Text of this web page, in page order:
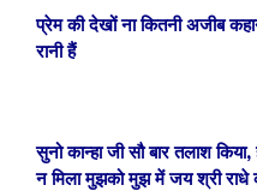
प्रेम की देखों ना कितनी अजीब
रानी हैं
सुनो कान्हा जी सौ बार तलाश
न मिला मुझको मुझ में जय श्री राधे